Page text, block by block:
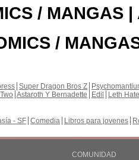
/ MANGAS |
/
Super Dragon Bros Z
Astaroth Y Bernadette Edil
Leth Hate
- SF Comedia Libros para jovenes
COMUNIDAD